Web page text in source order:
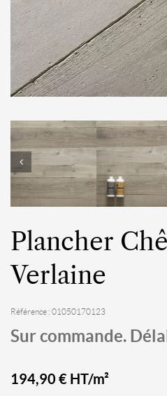
Plancher
Verlaine
Référence : 01050170123
Sur commande.
194,90 € HT/m²